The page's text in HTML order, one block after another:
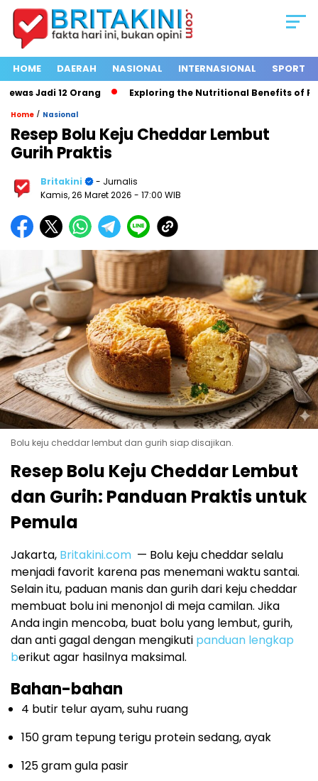
HOME DAERAH NASIONAL INTERNASIONAL SPORT
Jadi 12 Orang Exploring the Nutritional Benefits of
Home / Nasional
Resep Bolu Keju Cheddar Lembut
Gurih Praktis
Britakini
- Jurnalis
Kamis, 26 Maret 2026 - 17:00 WIB
Bolu keju cheddar lembut dan gurih siap disajikan.
Resep Bolu Keju Cheddar Lembut
dan Gurih: Panduan Praktis untuk
Pemula
Jakarta, Britakini.com — Bolu keju cheddar selalu
menjadi favorit karena pas menemani waktu santai.
Selain itu, paduan manis dan gurih dari keju cheddar
membuat bolu ini menonjol di meja camilan. Jika
Anda ingin mencoba, buat bolu yang lembut, gurih,
dan anti gagal dengan mengikuti panduan lengkap
berikut agar hasilnya maksimal.
Bahan-bahan
4 butir telur ayam, suhu ruang
150 gram tepung terigu protein sedang, ayak
125 gram gula pasir